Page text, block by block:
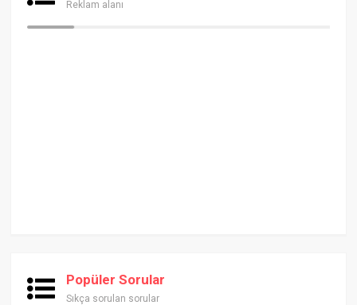
Reklam alanı
Popüler Sorular
Sıkça sorulan sorular